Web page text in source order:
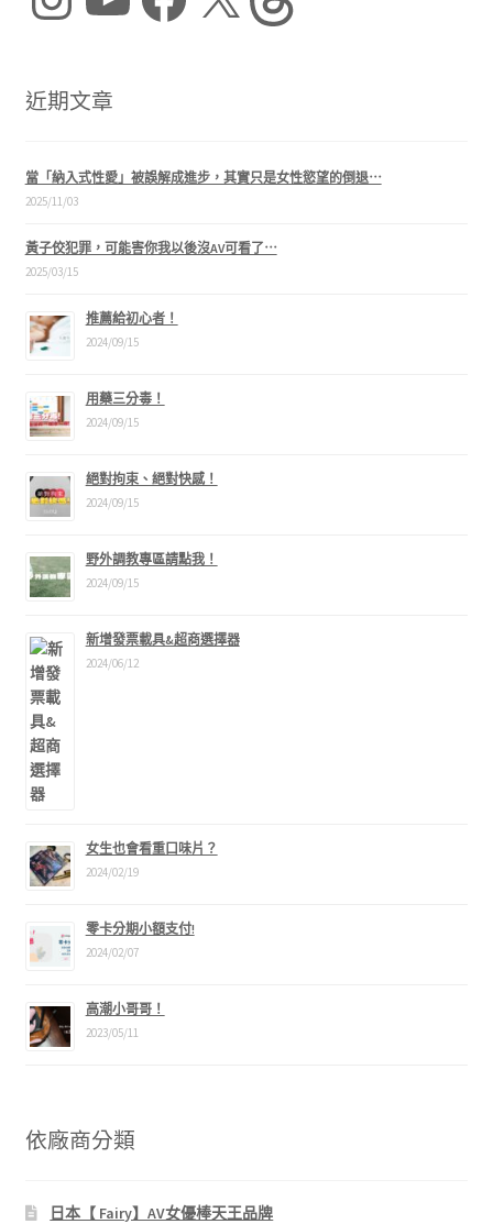
近期文章
當「納入式性愛」被誤解成進步，其實只是女性慾望的倒退⋯
2025/11/03
黃子佼犯罪，可能害你我以後沒AV可看了⋯
2025/03/15
推薦給初心者！
2024/09/15
用藥三分毒！
2024/09/15
絕對拘束、絕對快感！
2024/09/15
野外調教專區請點我！
2024/09/15
新增發票載具&超商選擇器
2024/06/12
女生也會看重口味片？
2024/02/19
零卡分期小額支付!
2024/02/07
高潮小哥哥！
2023/05/11
依廠商分類
日本【 Fairy】AV女優棒天王品牌